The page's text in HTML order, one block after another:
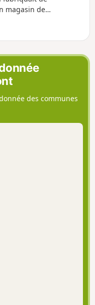
magasin de
des communes